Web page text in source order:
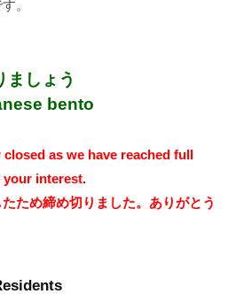
。
ましょう
bento
as we have reached full
your interest.
ため締め切りました。ありがとう